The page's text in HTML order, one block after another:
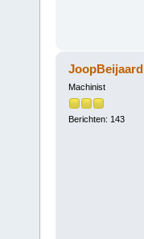
JoopBeijaard
Machinist
Berichten: 143